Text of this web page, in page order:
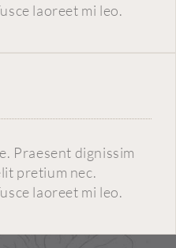
laoreet mi leo.
Praesent dignissim
pretium nec.
laoreet mi leo.